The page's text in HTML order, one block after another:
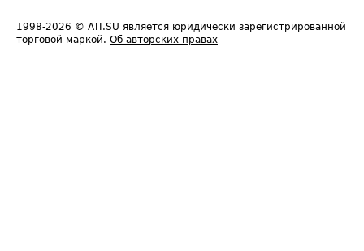
1998-2026 © ATI.SU является юридически зарегистрированной
торговой маркой. Об авторских правах